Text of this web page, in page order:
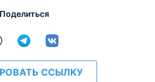
Поделиться
ССЫЛКУ